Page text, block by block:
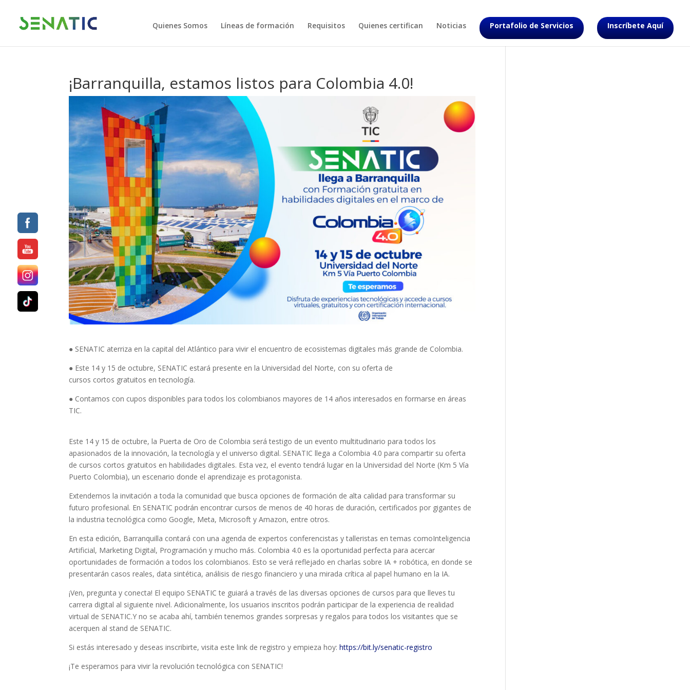
Quienes Somos Líneas de formación Requisitos Quienes certifican Noticias Portafolio de Servicios Inscríbete Aquí
¡Barranquilla, estamos listos para Colombia 4.0!
● SENATIC aterriza en la capital del Atlántico para vivir el encuentro de ecosistemas digitales más grande de Colombia.
● Este 14 y 15 de octubre, SENATIC estará presente en la Universidad del Norte, con su oferta de
cursos cortos gratuitos en tecnología.
● Contamos con cupos disponibles para todos los colombianos mayores de 14 años interesados en formarse en áreas
TIC.
Este 14 y 15 de octubre, la Puerta de Oro de Colombia será testigo de un evento multitudinario para todos los
apasionados de la innovación, la tecnología y el universo digital. SENATIC llega a Colombia 4.0 para compartir su oferta
de cursos cortos gratuitos en habilidades digitales. Esta vez, el evento tendrá lugar en la Universidad del Norte (Km 5 Vía
Puerto Colombia), un escenario donde el aprendizaje es protagonista.
Extendemos la invitación a toda la comunidad que busca opciones de formación de alta calidad para transformar su
futuro profesional. En SENATIC podrán encontrar cursos de menos de 40 horas de duración, certificados por gigantes de
la industria tecnológica como Google, Meta, Microsoft y Amazon, entre otros.
En esta edición, Barranquilla contará con una agenda de expertos conferencistas y talleristas en temas comoInteligencia
Artificial, Marketing Digital, Programación y mucho más. Colombia 4.0 es la oportunidad perfecta para acercar
oportunidades de formación a todos los colombianos. Esto se verá reflejado en charlas sobre IA + robótica, en donde se
presentarán casos reales, data sintética, análisis de riesgo financiero y una mirada crítica al papel humano en la IA.
¡Ven, pregunta y conecta! El equipo SENATIC te guiará a través de las diversas opciones de cursos para que lleves tu
carrera digital al siguiente nivel. Adicionalmente, los usuarios inscritos podrán participar de la experiencia de realidad
virtual de SENATIC.Y no se acaba ahí, también tenemos grandes sorpresas y regalos para todos los visitantes que se
acerquen al stand de SENATIC.
Si estás interesado y deseas inscribirte, visita este link de registro y empieza hoy:https://bit.ly/senatic-registro
¡Te esperamos para vivir la revolución tecnológica con SENATIC!